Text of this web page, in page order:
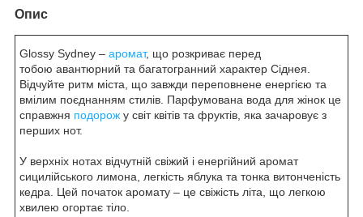
Опис
Glossy Sydney – аромат, що розкриває перед
тобою авантюрний та багатогранний характер Сіднея.
Відчуйте ритм міста, що завжди переповнене енергією та
вмілим поєднанням стилів. Парфумована вода для жінок це
справжня подорож у світ квітів та фруктів, яка зачаровує з
перших нот.
У верхніх нотах відчутній свіжий і енергійний аромат
сицилійського лимона, легкість яблука та тонка витонченість
кедра. Цей початок аромату – це свіжість літа, що легкою
хвилею огортає тіло.